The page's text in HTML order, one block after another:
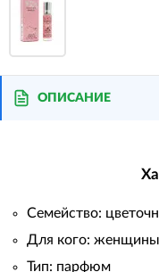
ОПИСАНИЕ
Семейство:
Для кого: женщины
Тип: парфюм